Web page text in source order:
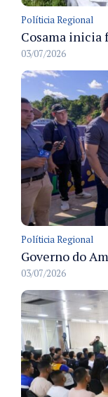
Políticia Regional
03/07/2026
Políticia Regional
03/07/2026